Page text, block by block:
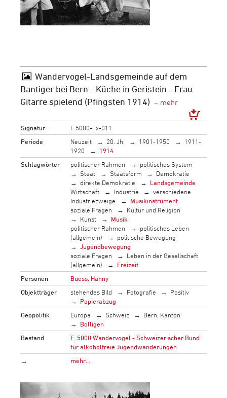
Wandervogel-Landsgemeinde auf dem
Bantiger bei Bern - Küche in Geristein - Frau
Gitarre spielend (Pfingsten 1914)
Signatur
F 5000-Fx-011
Periode
Neuzeit 20. Jh. 1901-1950
1911-
1920
1914
Schlagwörter
politischer Rahmen
politisches System
Staat
Staatsform
Demokratie
direkte Demokratie
Landsgemeinde
Wirtschaft
Industrie
verschiedene
Industriezweige
Musikinstrument
soziale Fragen
Kultur und Religion
Kunst
Musik
politischer Rahmen
politisches Leben
(allgemein)
politische Bewegung
Jugendbewegung
soziale Fragen
Leben in der Gesellschaft
(allgemein)
Freizeit
Personen
Buess, Hanny
Objektträger
stehendes Bild Fotografie
Positiv
Papierabzug
Geopolitik
Europa Schweiz
Bern, Kanton
Bolligen
Bestand
F_5000 Wandervogel - Schweizerischer Bund
für alkoholfreie Jugendwanderungen
→
mehr…